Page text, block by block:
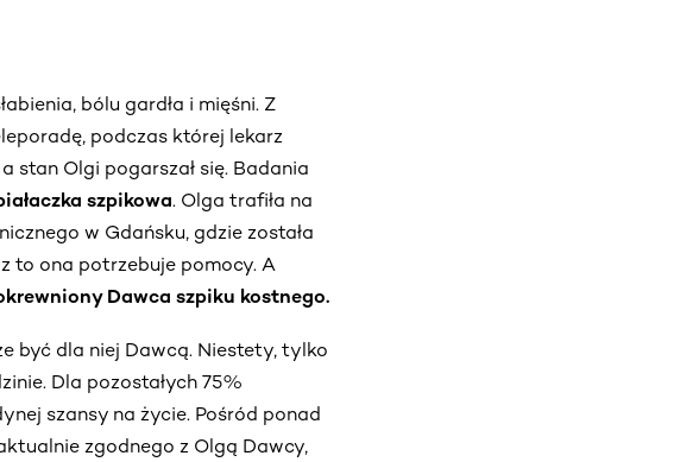
bólu gardła i mięśni. Z
podczas której lekarz
stan Olgi pogarszał się. Badania
szpikowa. Olga trafiła na
w Gdańsku, gdzie została
to ona potrzebuje pomocy. A
Dawca szpiku kostnego.
być dla niej Dawcą. Niestety, tylko
Dla pozostałych 75%
szansy na życie. Pośród ponad
zgodnego z Olgą Dawcy,